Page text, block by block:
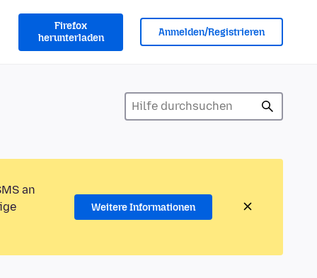
Firefox
herunterladen
Anmelden/Registrieren
an
Weitere Informationen